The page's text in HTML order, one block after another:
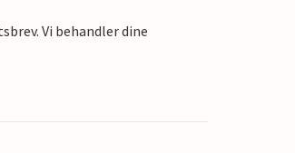
Vi behandler dine